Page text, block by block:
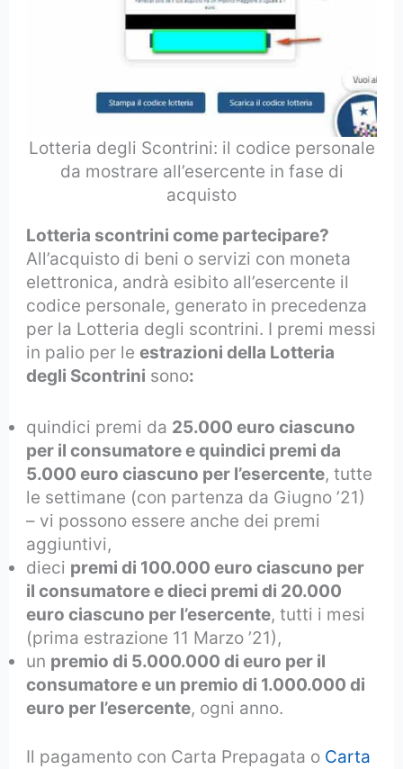
Lotteria degli Scontrini: il codice personale
da mostrare all’esercente in fase di
acquisto
Lotteria scontrini come partecipare?
All’acquisto di beni o servizi con moneta
elettronica, andrà esibito all’esercente il
codice personale, generato in precedenza
per la Lotteria degli scontrini. I premi messi
in palio per leestrazioni della Lotteria
degli Scontrini sono:
quindici premi da 25.000 euro ciascuno
per il consumatore e quindici premi da
5.000 euro ciascuno per l’esercente, tutte
le settimane (con partenza da Giugno ’21)
– vi possono essere anche dei premi
aggiuntivi,
dieci premi di 100.000 euro ciascuno per
il consumatore e dieci premi di 20.000
euro ciascuno per l’esercente, tutti i mesi
(prima estrazione 11 Marzo ’21),
un premio di 5.000.000 di euro per il
consumatore e un premio di 1.000.000 di
euro per l’esercente, ogni anno.
Il pagamento con Carta Prepagata o Carta